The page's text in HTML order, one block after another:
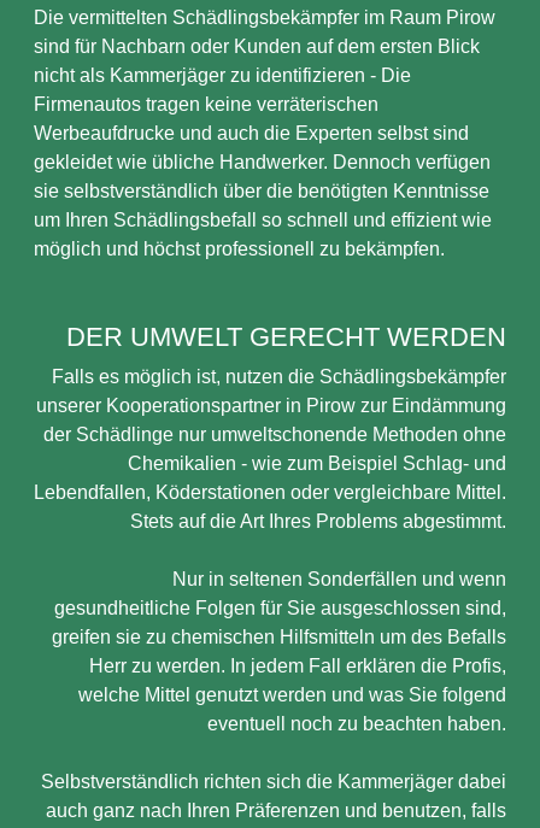
Die vermittelten Schädlingsbekämpfer im Raum Pirow
sind für Nachbarn oder Kunden auf dem ersten Blick
nicht als Kammerjäger zu identifizieren - Die
Firmenautos tragen keine verräterischen
Werbeaufdrucke und auch die Experten selbst sind
gekleidet wie übliche Handwerker. Dennoch verfügen
sie selbstverständlich über die benötigten Kenntnisse
um Ihren Schädlingsbefall so schnell und effizient wie
möglich und höchst professionell zu bekämpfen.
DER UMWELT GERECHT WERDEN
Falls es möglich ist, nutzen die Schädlingsbekämpfer
unserer Kooperationspartner in Pirow zur Eindämmung
der Schädlinge nur umweltschonende Methoden ohne
Chemikalien - wie zum Beispiel Schlag- und
Lebendfallen, Köderstationen oder vergleichbare Mittel.
Stets auf die Art Ihres Problems abgestimmt.
Nur in seltenen Sonderfällen und wenn
gesundheitliche Folgen für Sie ausgeschlossen sind,
greifen sie zu chemischen Hilfsmitteln um des Befalls
Herr zu werden. In jedem Fall erklären die Profis,
welche Mittel genutzt werden und was Sie folgend
eventuell noch zu beachten haben.
Selbstverständlich richten sich die Kammerjäger dabei
auch ganz nach Ihren Präferenzen und benutzen, falls